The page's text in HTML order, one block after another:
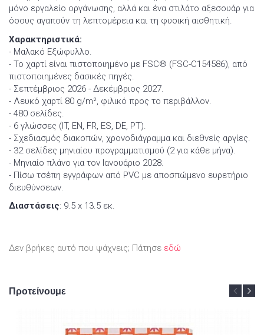
μόνο εργαλείο οργάνωσης, αλλά και ένα στιλάτο αξεσουάρ για
όσους αγαπούν τη λεπτομέρεια και τη φυσική αισθητική.
Χαρακτηριστικά:
- Μαλακό Εξώφυλλο.
- Το χαρτί είναι πιστοποιημένο με FSC® (FSC-C154586), από
πιστοποιημένες δασικές πηγές.
- Σεπτέμβριος 2026 - Δεκέμβριος 2027.
- Λευκό χαρτί 80 g/m², φιλικό προς το περιβάλλον.
- 480 σελίδες.
- 6 γλώσσες (IT, EN, FR, ES, DE, PT).
- Σχεδιασμός διακοπών, χρονοδιάγραμμα και διεθνείς αργίες.
- 32 σελίδες μηνιαίου προγραμματισμού (2 για κάθε μήνα).
- Μηνιαίο πλάνο για τον Ιανουάριο 2028.
- Πίσω τσέπη εγγράφων από PVC με αποσπώμενο ευρετήριο
διευθύνσεων.
Διαστάσεις: 9.5 x 13.5 εκ.
Δεν βρήκες αυτό που ψάχνεις; Πάτησε εδώ
Προτείνουμε